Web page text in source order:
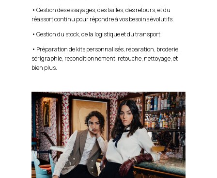
• Gestion des essayages, des tailles, des retours, et du
réassort continu pour répondre à vos besoins évolutifs.
• Gestion du stock, de la logistique et du transport.
• Préparation de kits personnalisés, réparation, broderie,
sérigraphie, reconditionnement, retouche, nettoyage, et
bien plus.